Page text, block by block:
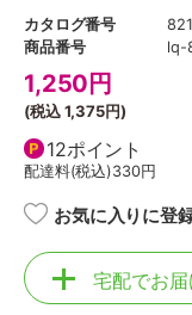
カタログ番号
商品番号
lq-
1,250 円
(税込1,375円)
12ポイント
配達料(税込)330円
お気に入りに登
宅配でお届